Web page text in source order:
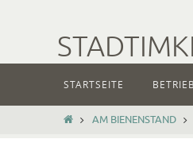
springen
STARTSEITE
STARTAM BIENENSTAND